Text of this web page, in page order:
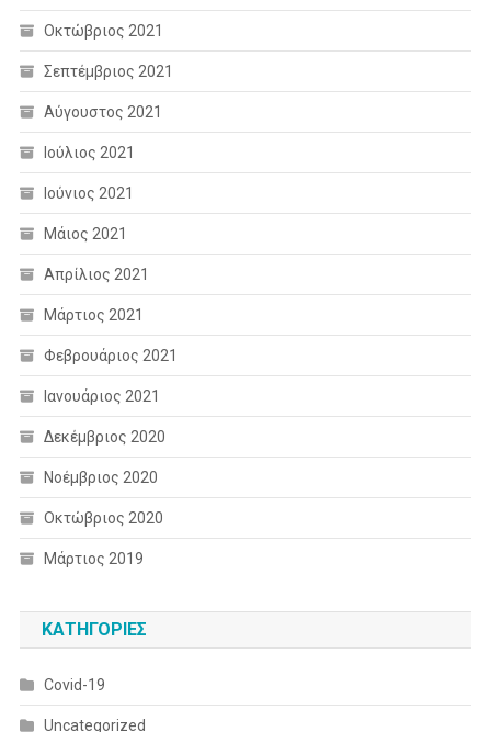
Οκτώβριος 2021
Σεπτέμβριος 2021
Αύγουστος 2021
Ιούλιος 2021
Ιούνιος 2021
Μάιος 2021
Απρίλιος 2021
Μάρτιος 2021
Φεβρουάριος 2021
Ιανουάριος 2021
Δεκέμβριος 2020
Νοέμβριος 2020
Οκτώβριος 2020
Μάρτιος 2019
KΑΤΗΓΟΡΊΕΣ
Covid-19
Uncategorized